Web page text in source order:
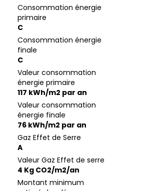
Consommation énergie
primaire
C
Consommation énergie
finale
C
Valeur consommation
énergie primaire
117 kWh/m2 par an
Valeur consommation
énergie finale
76 kWh/m2 par an
Gaz Effet de Serre
A
Valeur Gaz Effet de serre
4 Kg CO2/m2/an
Montant minimum